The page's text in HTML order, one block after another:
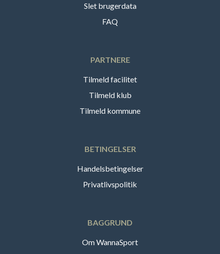
Slet brugerdata
FAQ
PARTNERE
Tilmeld facilitet
Tilmeld klub
Tilmeld kommune
BETINGELSER
Handelsbetingelser
Privatlivspolitik
BAGGRUND
Om WannaSport